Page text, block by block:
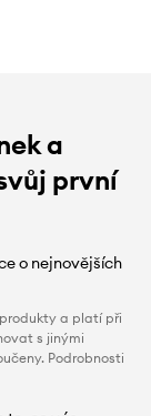
a
první
o nejnovějších
a platí při
s jinými
Podrobnosti